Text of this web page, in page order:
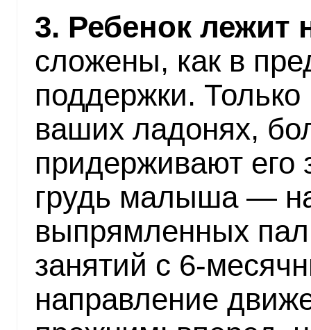
3. Ребенок лежит
сложены, как в
поддержки.
ваших ладонях,
придерживают его
грудь малыша —
выпрямленных
занятий с 6-
направление